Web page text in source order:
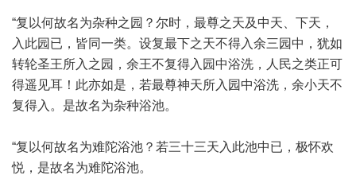
“复以何故名为杂种之园？尔时，最尊之天及中天、下天，
入此园已，皆同一类。设复最下之天不得入余三园中，犹如
转轮圣王所入之园，余王不复得入园中浴洗，人民之类正可
得遥见耳！此亦如是，若最尊神天所入园中浴洗，余小天不
复得入。是故名为杂种浴池。
“复以何故名为难陀浴池？若三十三天入此池中已，极怀欢
悦，是故名为难陀浴池。